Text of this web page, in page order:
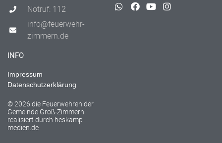
Notruf: 112
info@feuerwehr-
zimmern.de
INFO
Impressum
Datenschutzerklärung
© 2026 die Feuerwehren der
Gemeinde Groß-Zimmern
realisiert durch heskamp-
medien.de